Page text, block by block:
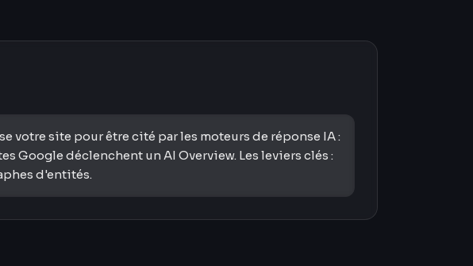
votre site pour être cité par les moteurs de réponse IA :
Google déclenchent un AI Overview. Les leviers clés :
d'entités.